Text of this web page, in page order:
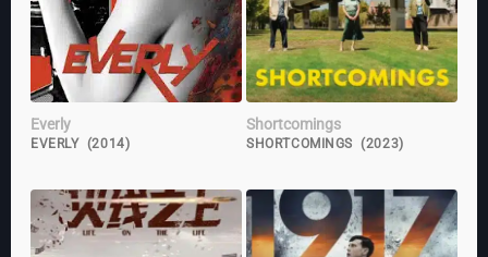
Everly
EVERLY (2014)
Shortcomings
SHORTCOMINGS (2023)